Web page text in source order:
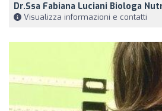
Dr.ssa Fabiana Luciani Biologa
Visualizza informazioni e contatti